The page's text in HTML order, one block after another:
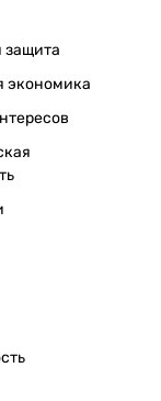
защита
экономика